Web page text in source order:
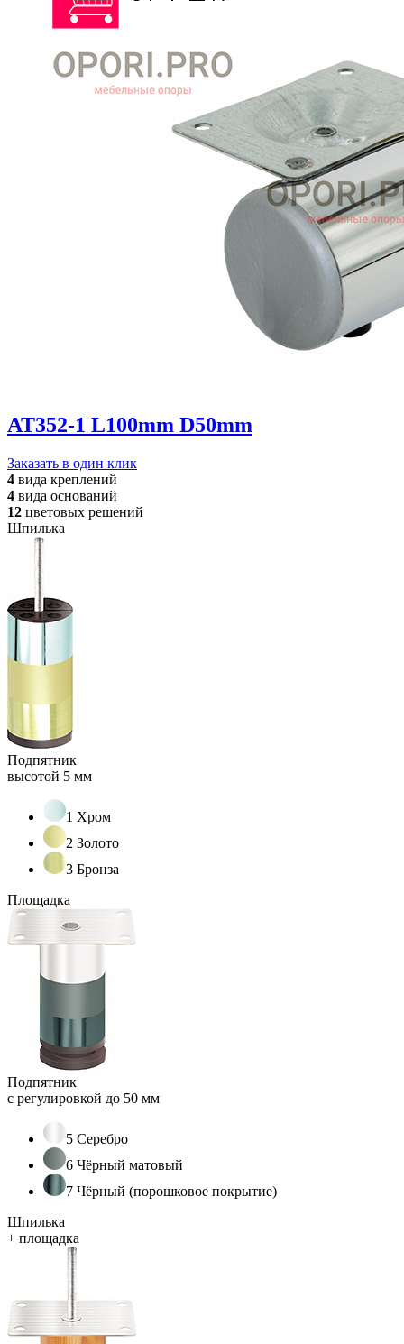
AT352-1 L100mm D50mm
Заказать в один клик
4 вида креплений
4 вида оснований
12 цветовых решений
Шпилька
Подпятник
высотой 5 мм
1 Хром
2 Золото
3 Бронза
Площадка
Подпятник
с регулировкой до 50 мм
5 Серебро
6 Чёрный матовый
7 Чёрный (порошковое покрытие)
Шпилька
+ площадка